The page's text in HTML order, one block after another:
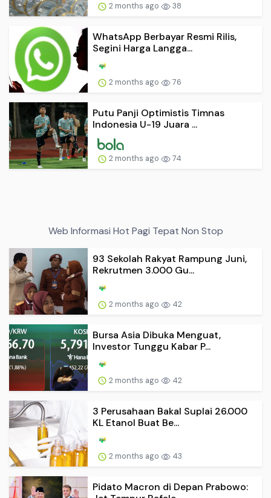
2 months ago 38
WhatsApp Berbayar Resmi Rilis,
Segini Harga Langga...
2 months ago 76
Putu Panji Optimistis Timnas
Indonesia U-19 Juara ...
2 months ago 74
Web Informasi Hot Pagi Tepat Non Stop
93 Sekolah Rakyat Rampung Juni,
Rekrutmen 3.000 Gu...
2 months ago 42
Bursa Asia Dibuka Menguat,
Investor Tunggu Kabar P...
2 months ago 42
3 Perusahaan Bakal Suplai 26.000
KL Etanol Buat Be...
2 months ago 43
Pidato Macron di Depan Prabowo: